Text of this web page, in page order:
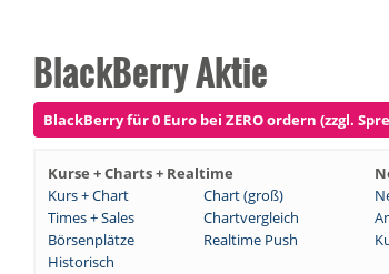
BlackBerry Aktie
BlackBerry für 0 Euro bei ZERO ordern (zzgl.
Kurse + Charts + Realtime
Kurs + Chart
Chart (groß)
Times + Sales
Chartvergleich
Börsenplätze
Realtime Push
Historisch